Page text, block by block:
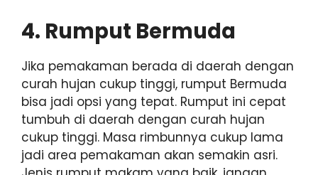
4. Rumput Bermuda
Jika pemakaman berada di daerah dengan
curah hujan cukup tinggi, rumput Bermuda
bisa jadi opsi yang tepat. Rumput ini cepat
tumbuh di daerah dengan curah hujan
cukup tinggi. Masa rimbunnya cukup lama
jadi area pemakaman akan semakin asri.